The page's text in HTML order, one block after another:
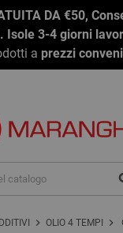
DA €50,
Isole 3-4 giorni
a prezzi
chevron_right OLIO 4 TEMPI chevron_right